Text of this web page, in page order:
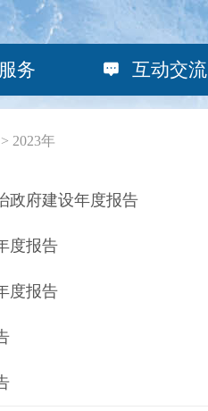
务 互动交流
> 2023年
政府建设年度报告
度报告
度报告